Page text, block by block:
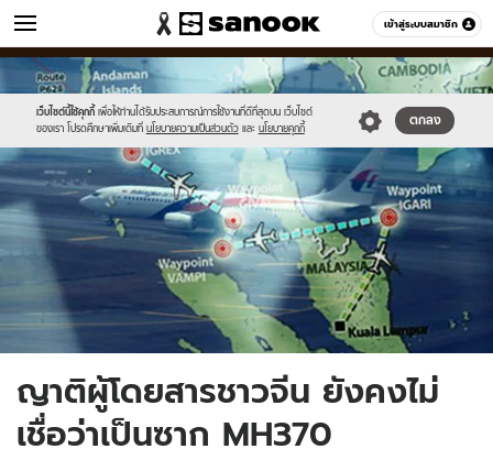
เข้าสู่ระบบสมาชิก
ข่าว หมวดอื่นๆ
เว็บไซต์นี้ใช้คุกกี้ เพื่อให้ท่านได้รับประสบการณ์การใช้งานที่ดีที่สุดบน เว็บไซต์
ของเรา โปรดศึกษาเพิ่มเติมที่ นโยบายความเป็นส่วนตัว และ นโยบายคุกกี้
ตกลง
Sanook
//s.isanook.com/sr/0/images/logo-
new-
sanook.png
600
60
//s.isanook.com/ns/0/ud/368/1842926/news07.jpg
ญาติผู้โดยสารชาวจีน ยังคงไม่
เชื่อว่าเป็นซาก MH370